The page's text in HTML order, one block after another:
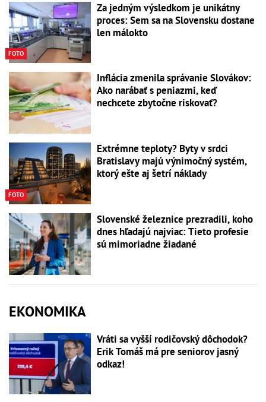
FOTO
Za jedným výsledkom je unikátny
proces: Sem sa na Slovensku dostane
len málokto
Inflácia zmenila správanie Slovákov:
Ako narábať s peniazmi, keď
nechcete zbytočne riskovať?
FOTO
Extrémne teploty? Byty v srdci
Bratislavy majú výnimočný systém,
ktorý ešte aj šetrí náklady
Slovenské železnice prezradili, koho
dnes hľadajú najviac: Tieto profesie
sú mimoriadne žiadané
EKONOMIKA
Vráti sa vyšší rodičovský dôchodok?
Erik Tomáš má pre seniorov jasný
odkaz!